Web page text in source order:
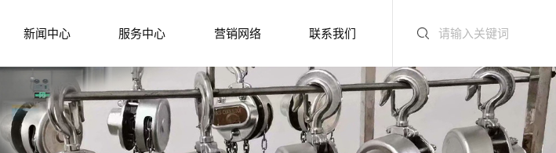
新闻中心 服务中心 营销网络 联系我们